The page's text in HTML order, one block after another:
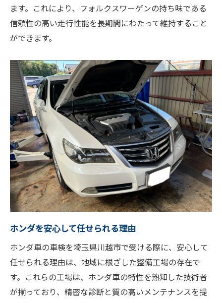
ます。これにより、フォルクスワーゲンの持ち味である
信頼性の高い走行性能を長期間にわたって維持すること
ができます。
ホンダを安心して任せられる理由
ホンダ車の車検を埼玉県川越市で受ける際に、安心して
任せられる理由は、地域に根ざした整備工場の存在で
す。これらの工場は、ホンダ車の特性を熟知した技術者
が揃っており、精密な診断と質の高いメンテナンスを提